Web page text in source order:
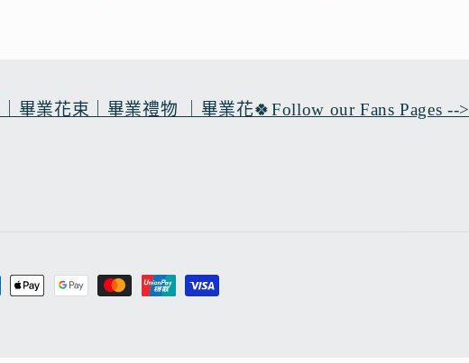
業花束｜畢業禮物 ｜畢業花🍀Follow our Fans Pages -->